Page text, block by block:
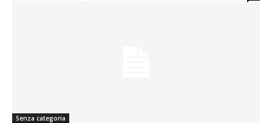
Senza categoria